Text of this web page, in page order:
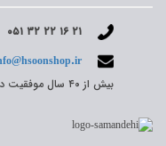
۰۵۱ ۳۲ ۲۲ ۱۶ ۲۱
بیش از ۴۰ سال موفقیت در جلب اعتماد شما